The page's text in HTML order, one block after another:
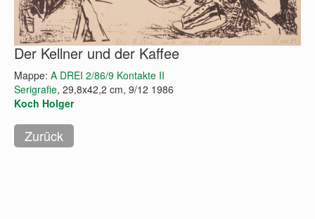
Der Kellner und der Kaffee
Mappe: A DREI 2/86/9 Kontakte II
Serigrafie, 29,8x42,2 cm, 9/12 1986
Koch Holger